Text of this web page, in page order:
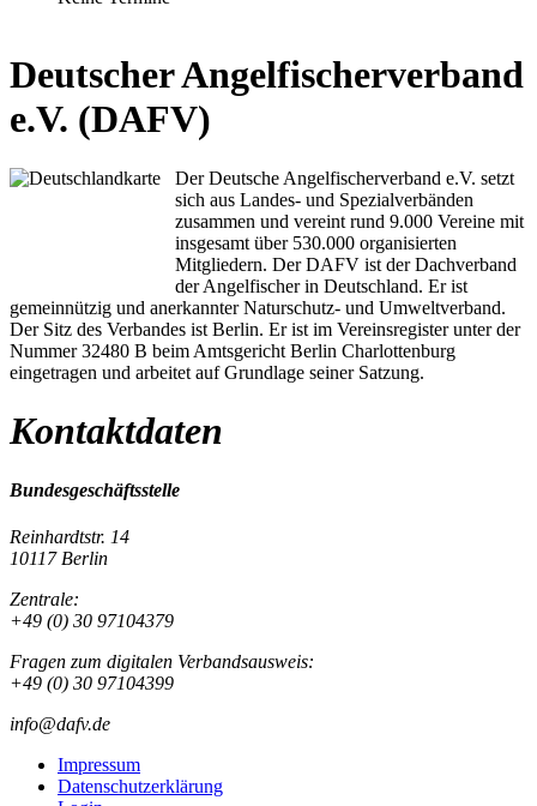
Deutscher Angelfischerverband
e.V. (DAFV)
Der Deutsche Angelfischerverband e.V. setzt
sich aus Landes- und Spezialverbänden
zusammen und vereint rund 9.000 Vereine mit
insgesamt über 530.000 organisierten
Mitgliedern. Der DAFV ist der Dachverband
der Angelfischer in Deutschland. Er ist
gemeinnützig und anerkannter Naturschutz- und Umweltverband.
Der Sitz des Verbandes ist Berlin. Er ist im Vereinsregister unter der
Nummer 32480 B beim Amtsgericht Berlin Charlottenburg
eingetragen und arbeitet auf Grundlage seiner Satzung.
Kontaktdaten
Bundesgeschäftsstelle
Reinhardtstr. 14
10117 Berlin
Zentrale:
+49 (0) 30 97104379
Fragen zum digitalen Verbandsausweis:
+49 (0) 30 97104399
info@dafv.de
Impressum
Datenschutzerklärung